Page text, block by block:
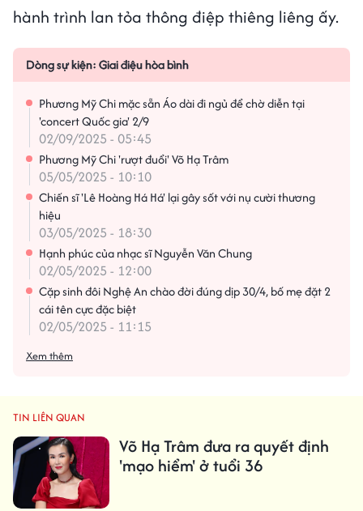
hành trình lan tỏa thông điệp thiêng liêng ấy.
Dòng sự kiện:Giai điệu hòa bình
Phương Mỹ Chi mặc sẵn Áo dài đi ngủ để chờ diễn tại
'concert Quốc gia' 2/9
02/09/2025 - 05:45
Phương Mỹ Chi 'rượt đuổi' Võ Hạ Trâm
05/05/2025 - 10:10
Chiến sĩ 'Lê Hoàng Há Há' lại gây sốt với nụ cười thương
hiệu
03/05/2025 - 18:30
Hạnh phúc của nhạc sĩ Nguyễn Văn Chung
02/05/2025 - 12:00
Cặp sinh đôi Nghệ An chào đời đúng dịp 30/4, bố mẹ đặt 2
cái tên cực đặc biệt
02/05/2025 - 11:15
Xem thêm
TIN LIÊN QUAN
Võ Hạ Trâm đưa ra quyết định
'mạo hiểm' ở tuổi 36